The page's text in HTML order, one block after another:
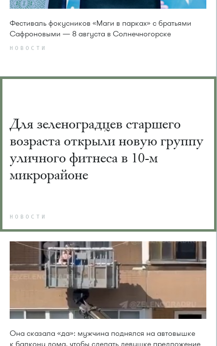
Фестиваль фокусников «Маги в парках» с братьями
Сафроновыми — 8 августа в Солнечногорске
НОВОСТИ
Для зеленоградцев старшего
возраста открыли новую группу
уличного фитнеса в 10-м
микрорайоне
НОВОСТИ
Она сказала «да»: мужчина поднялся на автовышке
к балкону дома, чтобы сделать девушке предложение